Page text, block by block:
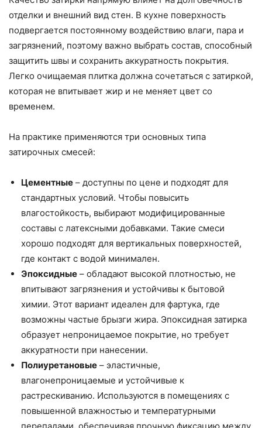
отделки и внешний вид стен. В кухне поверхность
подвергается постоянному воздействию влаги, пара и
загрязнений, поэтому важно выбрать состав, способный
защитить швы и сохранить аккуратность покрытия.
Легко очищаемая плитка должна сочетаться с затиркой,
которая не впитывает жир и не меняет цвет со
временем.
На практике применяются три основных типа
затирочных смесей:
Цементные – доступны по цене и подходят для
стандартных условий. Чтобы повысить
влагостойкость, выбирают модифицированные
составы с латексными добавками. Такие смеси
хорошо подходят для вертикальных поверхностей,
где контакт с водой минимален.
Эпоксидные – обладают высокой плотностью, не
впитывают загрязнения и устойчивы к бытовой
химии. Этот вариант идеален для фартука, где
возможны частые брызги жира. Эпоксидная затирка
образует непроницаемое покрытие, но требует
аккуратности при нанесении.
Полиуретановые – эластичные,
влагонепроницаемые и устойчивые к
растрескиванию. Используются в помещениях с
повышенной влажностью и температурными